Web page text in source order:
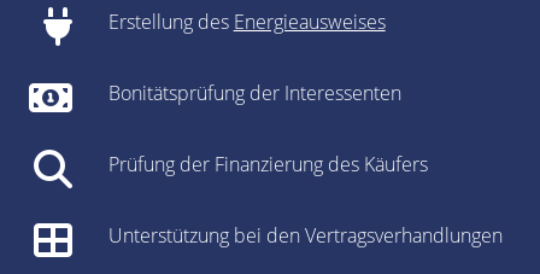
Erstellung des Energieausweises
Bonitätsprüfung der Interessenten
Prüfung der Finanzierung des Käufers
Unterstützung bei den Vertragsverhandlungen